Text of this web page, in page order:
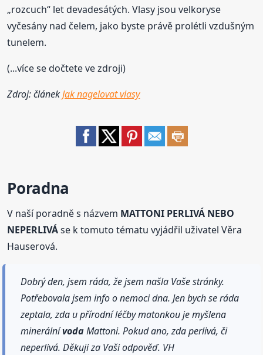
„rozcuch“ let devadesátých. Vlasy jsou velkoryse
vyčesány nad čelem, jako byste právě prolétli vzdušným
tunelem.
(...více se dočtete ve zdroji)
Zdroj: článekJak nagelovat vlasy
Poradna
V naší poradně s názvem MATTONI PERLIVÁ NEBO
NEPERLIVÁse k tomuto tématu vyjádřil uživatel Věra
Hauserová.
Dobrý den, jsem ráda, že jsem našla Vaše stránky.
Potřebovala jsem info o nemoci dna. Jen bych se ráda
zeptala, zda u přírodní léčby matonkou je myšlena
minerálnívodaMattoni. Pokud ano, zda perlivá, či
neperlivá. Děkuji za Vaši odpověď. VH